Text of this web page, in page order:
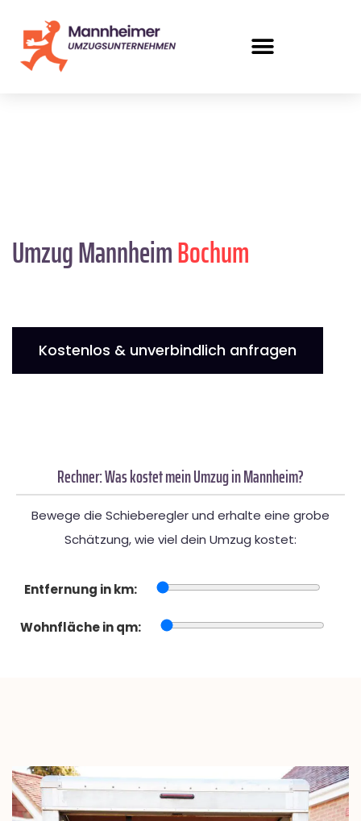
Umzug MannheimBochum
Kostenlos & unverbindlich anfragen
Rechner: Was kostet mein Umzug in Mannheim?
Bewege die Schieberegler und erhalte eine grobe
Schätzung, wie viel dein Umzug kostet:
Entfernung in km:
Wohnfläche in qm: